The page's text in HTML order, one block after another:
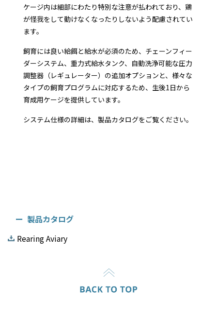
ケージ内は細部にわたり特別な注意が払われており、鶏
が怪我をして動けなくなったりしないよう配慮されてい
ます。
飼育には良い給餌と給水が必須のため、チェーンフィー
ダーシステム、重力式給水タンク、自動洗浄可能な圧力
調整器（レギュレーター）の追加オプションと、様々な
タイプの飼育プログラムに対応するため、生後1日から
育成用ケージを提供しています。
システム仕様の詳細は、製品カタログをご覧ください。
製品カタログ
Rearing Aviary